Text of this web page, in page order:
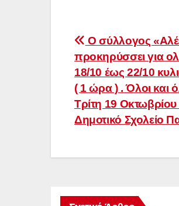
Πλοήγηση
άρθρων
Ο σύλλογος
προκηρύσσει για
18/10 έως 22/10
( 1 ώρα ) . Όλοι και
Τρίτη 19 Οκτωβρίου
Δημοτικό Σχολείο